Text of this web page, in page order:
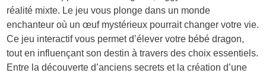
réalité mixte. Le jeu vous plonge dans un monde
enchanteur où un œuf mystérieux pourrait changer votre vie.
Ce jeu interactif vous permet d’élever votre bébé dragon,
tout en influençant son destin à travers des choix essentiels.
Entre la découverte d’anciens secrets et la création d’une